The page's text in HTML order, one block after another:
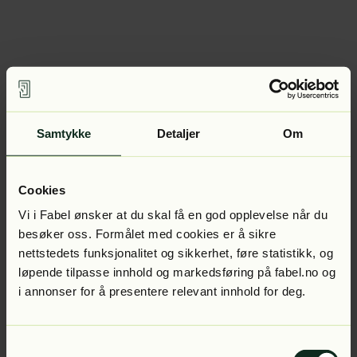
Samtykke Detaljer Om
Cookies
Vi i Fabel ønsker at du skal få en god opplevelse når du
besøker oss. Formålet med cookies er å sikre
nettstedets funksjonalitet og sikkerhet, føre statistikk, og
løpende tilpasse innhold og markedsføring på fabel.no og
i annonser for å presentere relevant innhold for deg.